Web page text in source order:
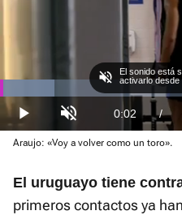
Play Unmute Current
Time
0:02 /
:
15.03%
El sonido está
activarlo desde
Araujo: «Voy a volver como un toro».
El uruguayo tiene
primeros contactos ya